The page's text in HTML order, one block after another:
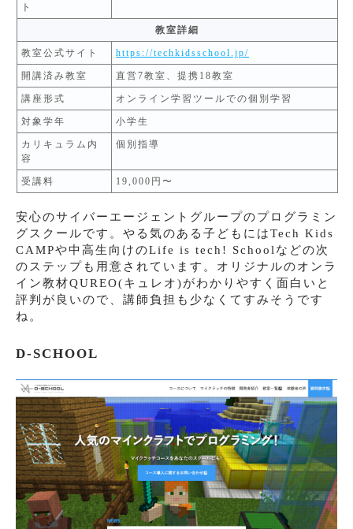
ト
教室詳細
教室公式サイト https://techkidsschool.jp/
開講済み教室 直営7教室、提携18教室
講座形式 オンライン学習ツールでの個別学習
対象学年 小学生
カリキュラム内
容
個別指導
受講料 19,000円〜
安心のサイバーエージェントグループのプログラミン
グスクールです。やる気のある子どもにはTech Kids
CAMPや中高生向けのLife is tech! Schoolなどの次
のステップも用意されています。オリジナルのオンラ
イン教材QUREO(キュレオ)がわかりやすく面白いと
評判が良いので、講師負担も少なくてすみそうです
ね。
D-SCHOOL